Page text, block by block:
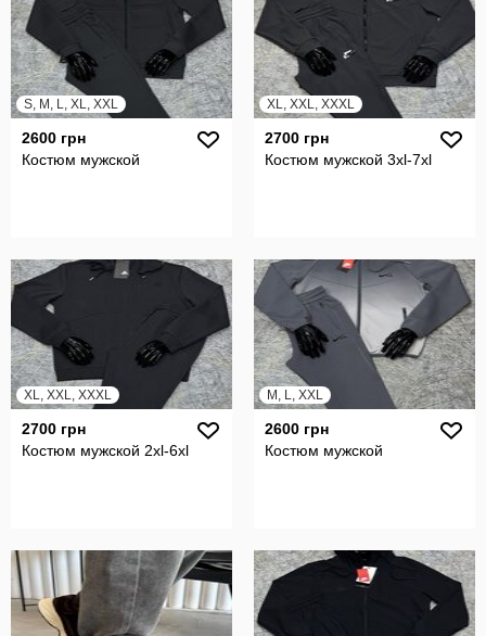
S, M, L, XL, XXL
2600 грн
Костюм мужской
XL, XXL, XXXL
2700 грн
Костюм мужской 3xl-7xl
XL, XXL, XXXL
2700 грн
Костюм мужской 2xl-6xl
M, L, XXL
2600 грн
Костюм мужской